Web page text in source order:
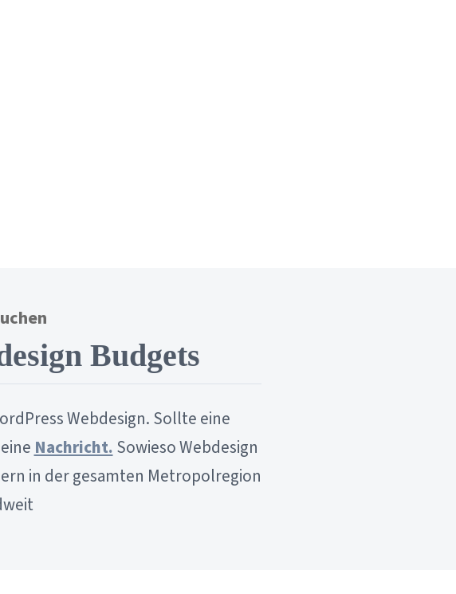
Budgets
Webdesign. Sollte eine
Nachricht. Sowieso Webdesign
in der gesamten Metropolregion